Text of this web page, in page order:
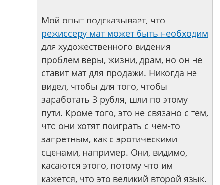
Мой опыт подсказывает, что
режиссеру мат может быть необходим
для художественного видения
проблем веры, жизни, драм, но он не
ставит мат для продажи. Никогда не
видел, чтобы для того, чтобы
заработать 3 рубля, шли по этому
пути. Кроме того, это не связано с тем,
что они хотят поиграть с чем-то
запретным, как с эротическими
сценами, например. Они, видимо,
касаются этого, потому что им
кажется, что это великий второй язык.